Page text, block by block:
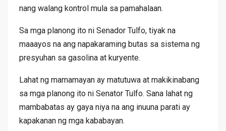
nang walang kontrol mula sa pamahalaan.
Sa mga planong ito ni Senador Tulfo, tiyak na
maaayos na ang napakaraming butas sa sistema ng
presyuhan sa gasolina at kuryente.
Lahat ng mamamayan ay matutuwa at makikinabang
sa mga planong ito ni Senator Tulfo. Sana lahat ng
mambabatas ay gaya niya na ang inuuna parati ay
kapakanan ng mga kababayan.